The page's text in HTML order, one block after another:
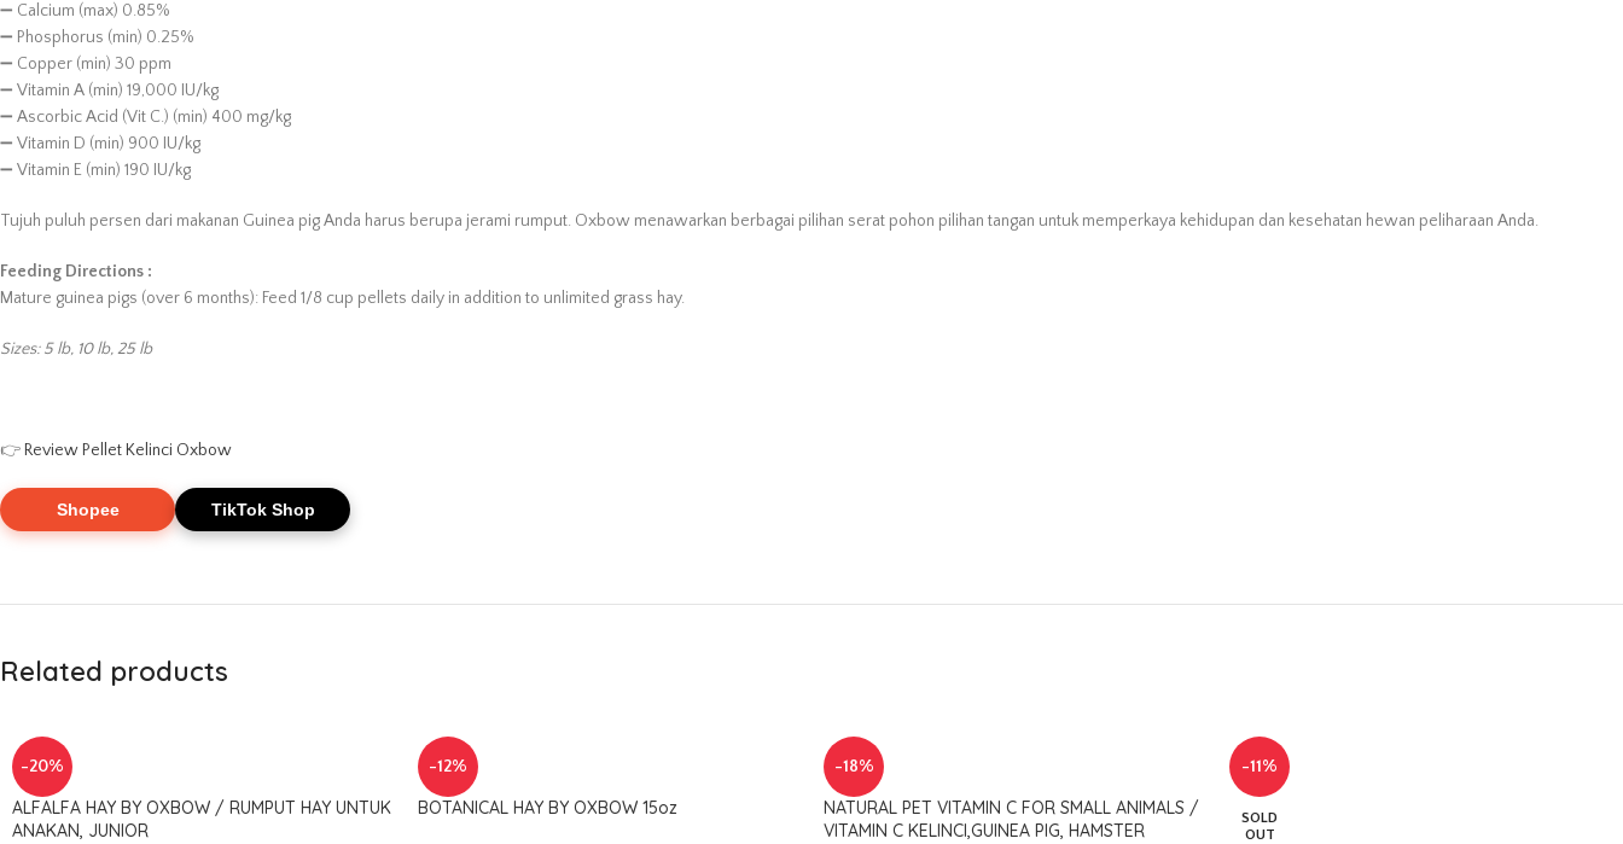
➖ Calcium (max) 0.85%
➖ Phosphorus (min) 0.25%
➖ Copper (min) 30 ppm
➖ Vitamin A (min) 19,000 IU/kg
➖ Ascorbic Acid (Vit C.) (min) 400 mg/kg
➖ Vitamin D (min) 900 IU/kg
➖ Vitamin E (min) 190 IU/kg
Tujuh puluh persen dari makanan Guinea pig Anda harus berupa jerami rumput. Oxbow menawarkan berbagai pilihan serat pohon pilihan tangan untuk memperkaya kehidupan dan kesehatan hewan peliharaan Anda.
Feeding Directions :
Mature guinea pigs (over 6 months): Feed 1/8 cup pellets daily in addition to unlimited grass hay.
Sizes: 5 lb, 10 lb, 25 lb
👉 Review Pellet Kelinci Oxbow
Shopee TikTok Shop
Related products
-20%
ALFALFA HAY BY OXBOW / RUMPUT HAY UNTUK
ANAKAN, JUNIOR
-12%
BOTANICAL HAY BY OXBOW 15oz
-18%
NATURAL PET VITAMIN C FOR SMALL ANIMALS /
VITAMIN C KELINCI,GUINEA PIG, HAMSTER
-11%
SOLD
OUT